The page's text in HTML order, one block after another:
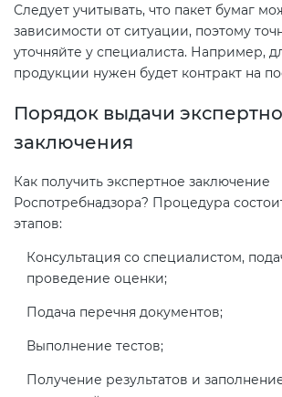
Следует учитывать, что пакет бумаг
зависимости от ситуации, поэтому
уточняйте у специалиста. Например,
продукции нужен будет контракт на
Порядок выдачи
заключения
Как получить экспертное заключение
Роспотребнадзора? Процедура
этапов:
Консультация со специалистом,
проведение оценки;
Подача перечня документов;
Выполнение тестов;
Получение результатов и